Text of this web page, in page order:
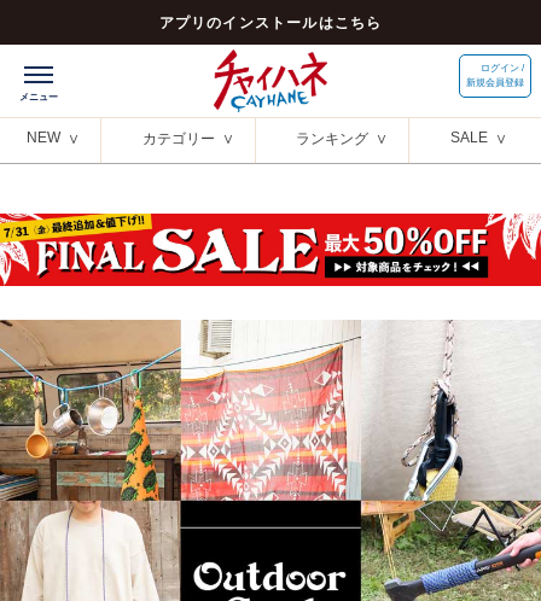
アプリのインストールはこちら
ログイン /
新規会員登録
NEW カテゴリー ランキング SALE